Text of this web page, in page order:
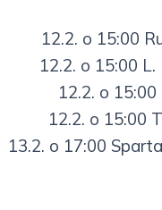
12.2. o 15:00
12.2. o 15:00 L.
12.2. o 15:00
12.2. o 15:00
13.2. o 17:00